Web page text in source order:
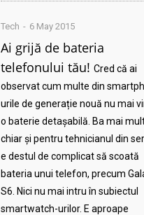
Tech 6 May 2015
Ai grijă de bateria
telefonului tău! Cred că ai
observat cum multe din
urile de generație nouă nu mai
o baterie detașabilă. Ba mai
chiar și pentru tehnicianul din
e destul de complicat să scoată
bateria unui telefon, precum
S6. Nici nu mai intru în subiectul
smartwatch-urilor. E aproape